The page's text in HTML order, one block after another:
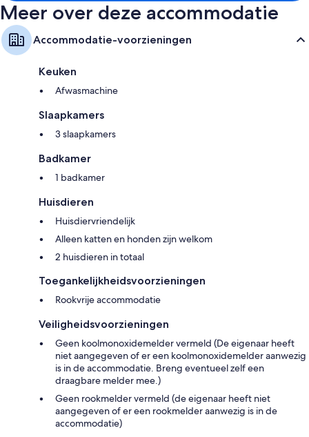
Meer over deze accommodatie
Accommodatie-voorzieningen
Keuken
Afwasmachine
Slaapkamers
3 slaapkamers
Badkamer
1 badkamer
Huisdieren
Huisdiervriendelijk
Alleen katten en honden zijn welkom
2 huisdieren in totaal
Toegankelijkheidsvoorzieningen
Rookvrije accommodatie
Veiligheidsvoorzieningen
Geen koolmonoxidemelder vermeld (De eigenaar heeft
niet aangegeven of er een koolmonoxidemelder aanwezig
is in de accommodatie. Breng eventueel zelf een
draagbare melder mee.)
Geen rookmelder vermeld (de eigenaar heeft niet
aangegeven of er een rookmelder aanwezig is in de
accommodatie)